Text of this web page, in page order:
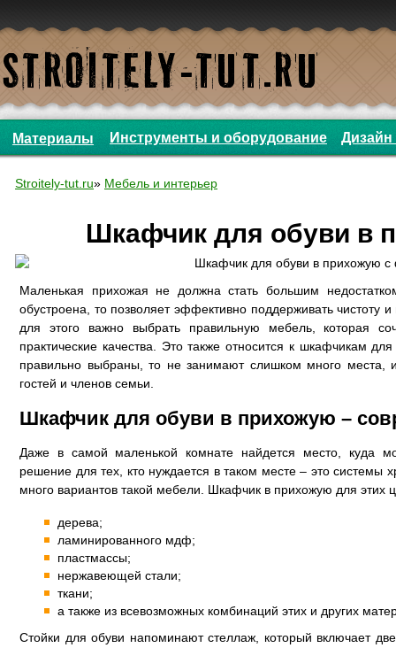
Материалы Инструменты и оборудование Дизайн
Stroitely-tut.ru» Мебель и интерьер
Шкафчик для обуви в
Маленькая прихожая не должна стать большим
обустроена, то позволяет эффективно поддерживать чистоту
для этого важно выбрать правильную мебель, которая
практические качества. Это также относится к шкафчикам
правильно выбраны, то не занимают слишком много места,
гостей и членов семьи.
Шкафчик для обуви в прихожую –
Даже в самой маленькой комнате найдется место, куда
решение для тех, кто нуждается в таком месте – это системы
много вариантов такой мебели. Шкафчик в прихожую для этих
дерева;
ламинированного мдф;
пластмассы;
нержавеющей стали;
ткани;
а также из всевозможных комбинаций этих и других
Стойки для обуви напоминают стеллаж, который включает